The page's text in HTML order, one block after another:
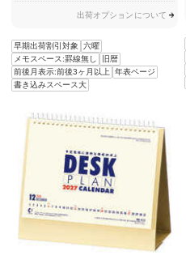
出荷オプションについて
早期出荷割引対象
六曜
メモスペース:罫線無し
旧暦
前後月表示:前後3ヶ月以上 年表ページ
書き込みスペース大